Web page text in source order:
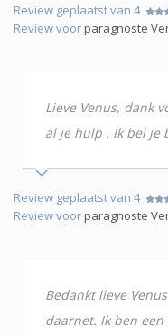
Review geplaatst van 4
Review voorparagnoste
Lieve Venus, dank
al je hulp . Ik bel je
Review geplaatst van 4
Review voorparagnoste
Bedankt lieve
daarnet. Ik ben